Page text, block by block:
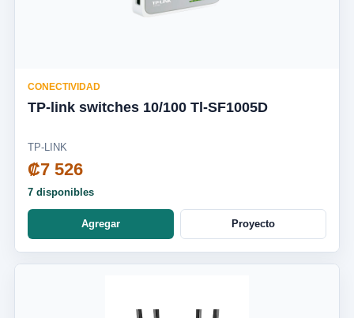
CONECTIVIDAD
TP-link switches 10/100 Tl-SF1005D
TP-LINK
₡7 526
7 disponibles
Agregar Proyecto